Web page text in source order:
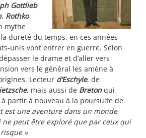
Gottlieb
, Rothko
mythe
dureté du temps, en ces années
unis vont entrer en guerre. Selon
le drame et d’aller vers
vers le général les amène à
Lecteur d’Eschyle, de
, mais aussi de Bretonqui
partir à nouveau à la poursuite de
est une aventure dans un monde
peut être exploré que par ceux qui
»